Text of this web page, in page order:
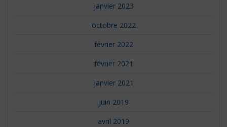
janvier 2023
octobre 2022
février 2022
février 2021
janvier 2021
juin 2019
avril 2019